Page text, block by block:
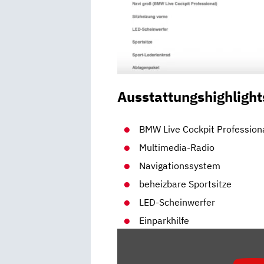
BMW Live Cockpit
Multimedia-Radio
Navigationssystem
beheizbare Sportsitze
LED-Scheinwerfer
Einparkhilfe